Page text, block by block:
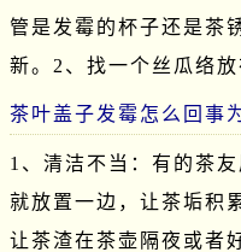
管是发霉的杯子还是茶
新。2、找一个丝瓜络
茶叶盖子发霉怎么回事
1、清洁不当：有的茶
就放置一边，让茶垢积
让茶渣在茶壶隔夜或者